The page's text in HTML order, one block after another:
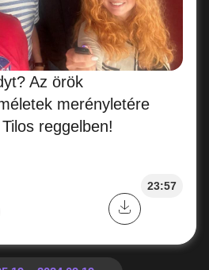
Az örök
merényletére
reggelben!
23:57